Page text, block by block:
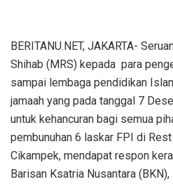
BERITANU.NET, JAKARTA-
Shihab (MRS) kepada para
sampai lembaga pendidikan
jamaah yang pada tanggal 7
untuk kehancuran bagi semua
pembunuhan 6 laskar FPI di
Cikampek, mendapat respon
Barisan Ksatria Nusantara